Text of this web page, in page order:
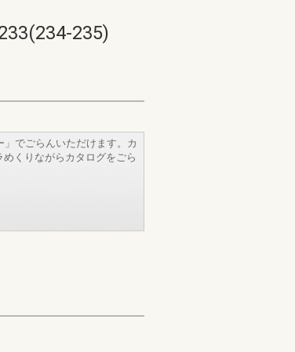
235)
でごらんいただけます。カ
くりながらカタログをごら